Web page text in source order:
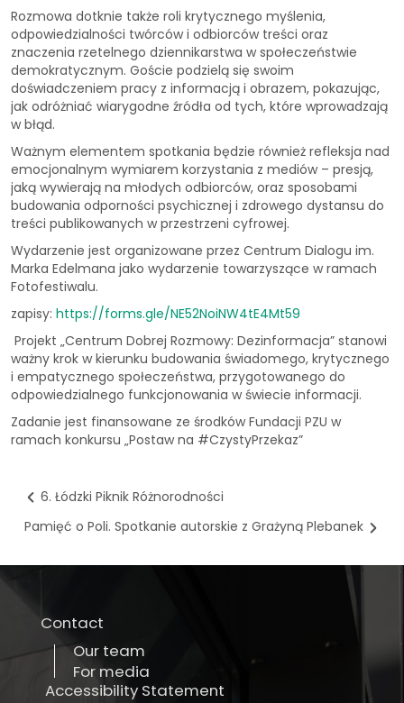
Rozmowa dotknie także roli krytycznego myślenia,
odpowiedzialności twórców i odbiorców treści oraz
znaczenia rzetelnego dziennikarstwa w społeczeństwie
demokratycznym. Goście podzielą się swoim
doświadczeniem pracy z informacją i obrazem, pokazując,
jak odróżniać wiarygodne źródła od tych, które wprowadzają
w błąd.
Ważnym elementem spotkania będzie również refleksja nad
emocjonalnym wymiarem korzystania z mediów – presją,
jaką wywierają na młodych odbiorców, oraz sposobami
budowania odporności psychicznej i zdrowego dystansu do
treści publikowanych w przestrzeni cyfrowej.
Wydarzenie jest organizowane przez Centrum Dialogu im.
Marka Edelmana jako wydarzenie towarzyszące w ramach
Fotofestiwalu.
zapisy: https://forms.gle/NE52NoiNW4tE4Mt59
Projekt „Centrum Dobrej Rozmowy: Dezinformacja” stanowi
ważny krok w kierunku budowania świadomego, krytycznego
i empatycznego społeczeństwa, przygotowanego do
odpowiedzialnego funkcjonowania w świecie informacji.
Zadanie jest finansowane ze środków Fundacji PZU w
ramach konkursu „Postaw na #CzystyPrzekaz”
6. Łódzki Piknik Różnorodności
Pamięć o Poli. Spotkanie autorskie z Grażyną Plebanek
Contact
Our team
For media
Accessibility Statement